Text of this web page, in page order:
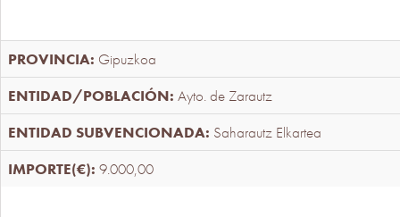
Gipuzkoa
Ayto. de Zarautz
Saharautz Elkartea
9.000,00